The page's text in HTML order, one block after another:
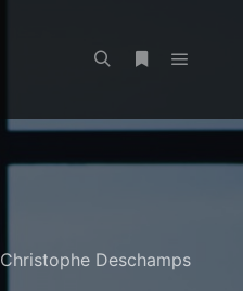
Christophe Deschamps